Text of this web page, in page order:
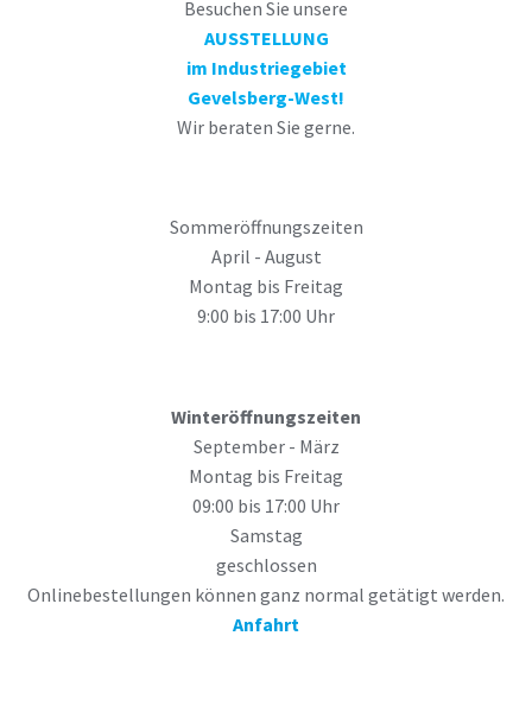
Besuchen Sie unsere
AUSSTELLUNG
im Industriegebiet
Gevelsberg-West!
Wir beraten Sie gerne.
Sommeröffnungszeiten
April - August
Montag bis Freitag
9:00 bis 17:00 Uhr
Winteröffnungszeiten
September - März
Montag bis Freitag
09:00 bis 17:00 Uhr
Samstag
geschlossen
Onlinebestellungen können ganz normal getätigt werden.
Anfahrt